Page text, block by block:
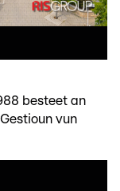
besteet an
vun